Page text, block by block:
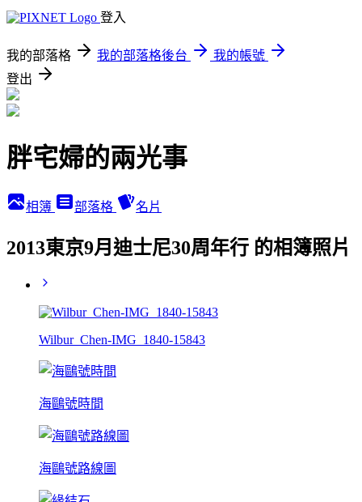
登入
我的部落格 我的部落格後台
我的帳號
登出
胖宅婦的兩光事
相簿 部落格 名片
2013東京9月迪士尼30周年行 的相簿照片
Wilbur_Chen-IMG_1840-15843
海鷗號時間
海鷗號路線圖